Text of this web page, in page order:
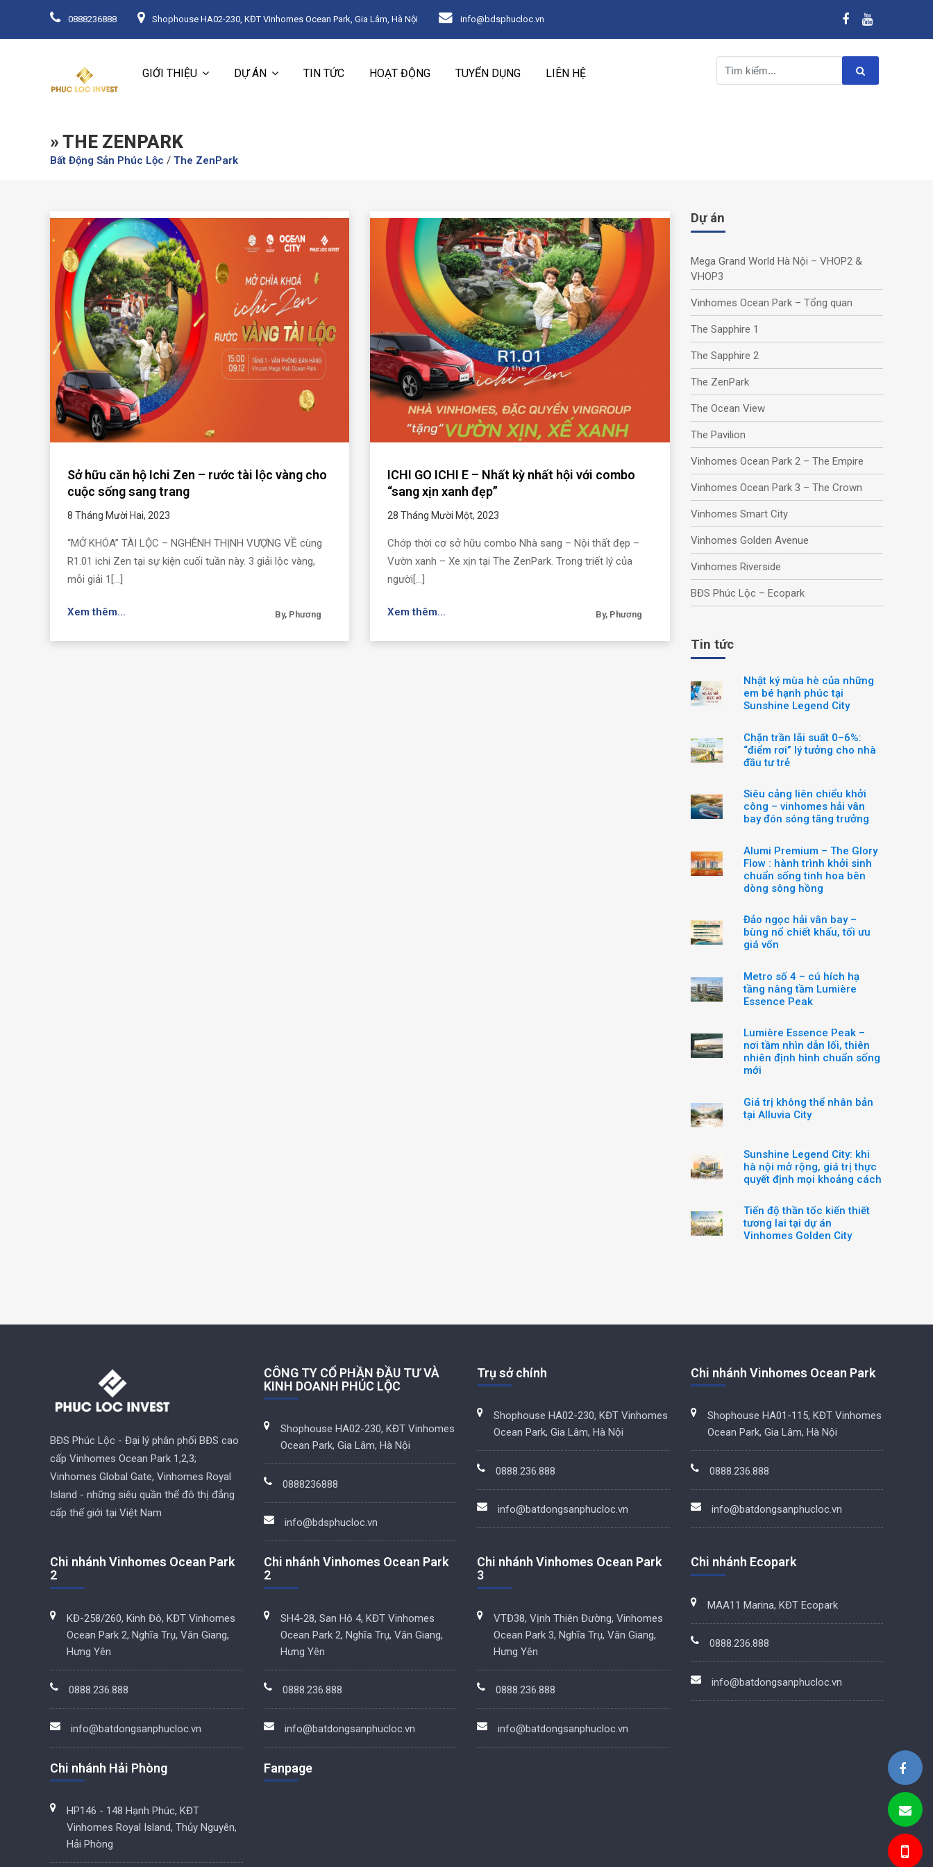
0888236888 Shophouse HA02-230, KĐT Vinhomes Ocean Park, Gia Lâm, Hà Nội info@bdsphucloc.vn
GIỚI THIỆU DỰ ÁN TIN TỨC HOẠT ĐỘNG TUYỂN DỤNG LIÊN HỆ
» THE ZENPARK
Bất Động Sản Phúc Lộc / The ZenPark
Sở hữu căn hộ Ichi Zen – rước tài lộc vàng cho
cuộc sống sang trang
8 Tháng Mười Hai, 2023
“MỞ KHÓA” TÀI LỘC – NGHÊNH THỊNH VƯỢNG VỀ cùng
R1.01 ichi Zen tại sự kiện cuối tuần này. 3 giải lộc vàng,
mỗi giải 1[...]
Xem thêm... By, Phương
ICHI GO ICHI E – Nhất kỳ nhất hội với combo
“sang xịn xanh đẹp”
28 Tháng Mười Một, 2023
Chớp thời cơ sở hữu combo Nhà sang – Nội thất đẹp –
Vườn xanh – Xe xịn tại The ZenPark. Trong triết lý của
người[...]
Xem thêm... By, Phương
Dự án
Mega Grand World Hà Nội – VHOP2 &
VHOP3
Vinhomes Ocean Park – Tổng quan
The Sapphire 1
The Sapphire 2
The ZenPark
The Ocean View
The Pavilion
Vinhomes Ocean Park 2 – The Empire
Vinhomes Ocean Park 3 – The Crown
Vinhomes Smart City
Vinhomes Golden Avenue
Vinhomes Riverside
BĐS Phúc Lộc – Ecopark
Tin tức
Nhật ký mùa hè của những
em bé hạnh phúc tại
Sunshine Legend City
Chặn trần lãi suất 0–6%:
“điểm rơi” lý tưởng cho nhà
đầu tư trẻ
Siêu cảng liên chiểu khởi
công – vinhomes hải vân
bay đón sóng tăng trưởng
Alumi Premium – The Glory
Flow : hành trình khởi sinh
chuẩn sống tinh hoa bên
dòng sông hồng
Đảo ngọc hải vân bay –
bùng nổ chiết khấu, tối ưu
giá vốn
Metro số 4 – cú hích hạ
tầng nâng tầm Lumière
Essence Peak
Lumière Essence Peak –
nơi tầm nhìn dẫn lối, thiên
nhiên định hình chuẩn sống
mới
Giá trị không thể nhân bản
tại Alluvia City
Sunshine Legend City: khi
hà nội mở rộng, giá trị thực
quyết định mọi khoảng cách
Tiến độ thần tốc kiến thiết
tương lai tại dự án
Vinhomes Golden City
BĐS Phúc Lộc - Đại lý phân phối BĐS cao
cấp Vinhomes Ocean Park 1,2,3;
Vinhomes Global Gate, Vinhomes Royal
Island - những siêu quần thể đô thị đẳng
cấp thế giới tại Việt Nam
CÔNG TY CỔ PHẦN ĐẦU TƯ VÀ
KINH DOANH PHÚC LỘC
Shophouse HA02-230, KĐT Vinhomes
Ocean Park, Gia Lâm, Hà Nội
0888236888
info@bdsphucloc.vn
Trụ sở chính
Shophouse HA02-230, KĐT Vinhomes
Ocean Park, Gia Lâm, Hà Nội
0888.236.888
info@batdongsanphucloc.vn
Chi nhánh Vinhomes Ocean Park
Shophouse HA01-115, KĐT Vinhomes
Ocean Park, Gia Lâm, Hà Nội
0888.236.888
info@batdongsanphucloc.vn
Chi nhánh Vinhomes Ocean Park
2
KĐ-258/260, Kinh Đô, KĐT Vinhomes
Ocean Park 2, Nghĩa Trụ, Văn Giang,
Hưng Yên
0888.236.888
info@batdongsanphucloc.vn
Chi nhánh Vinhomes Ocean Park
2
SH4-28, San Hô 4, KĐT Vinhomes
Ocean Park 2, Nghĩa Trụ, Văn Giang,
Hưng Yên
0888.236.888
info@batdongsanphucloc.vn
Chi nhánh Vinhomes Ocean Park
3
VTĐ38, Vịnh Thiên Đường, Vinhomes
Ocean Park 3, Nghĩa Trụ, Văn Giang,
Hưng Yên
0888.236.888
info@batdongsanphucloc.vn
Chi nhánh Ecopark
MAA11 Marina, KĐT Ecopark
0888.236.888
info@batdongsanphucloc.vn
Chi nhánh Hải Phòng
HP146 - 148 Hạnh Phúc, KĐT
Vinhomes Royal Island, Thủy Nguyên,
Hải Phòng
Fanpage